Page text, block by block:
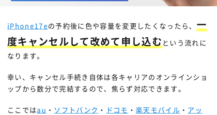
iPhone17eの予約後に色や容量を変更したくなったら、 一
度キャンセルして改めて申し込む という流れに
なります。
幸い、キャンセル手続き自体は各キャリアのオンラインショ
ップから数分で完結するので、焦らず対応できます。
ここではau ・ ソフトバンク ・ ドコモ ・楽天モバイル ・ アッ